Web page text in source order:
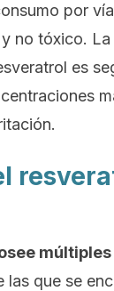
por
no tóxico.
es
las que se